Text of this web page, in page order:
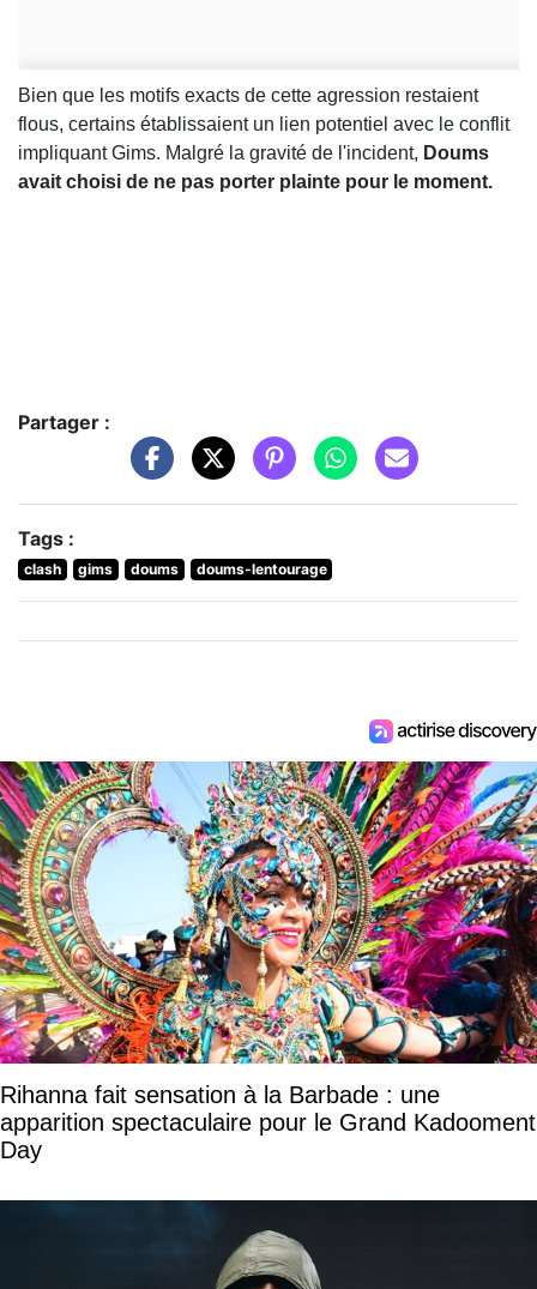
Bien que les motifs exacts de cette agression restaient
flous, certains établissaient un lien potentiel avec le conflit
impliquant Gims. Malgré la gravité de l'incident, Doums
avait choisi de ne pas porter plainte pour le moment.
Partager :
Tags :
clash gims doums doums-lentourage
Rihanna fait sensation à la Barbade : une
apparition spectaculaire pour le Grand Kadooment
Day